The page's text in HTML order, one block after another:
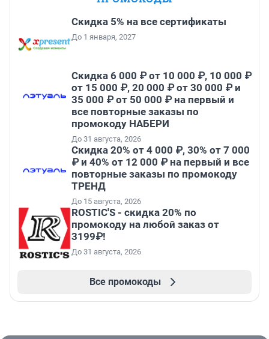
Скидка 5% на все сертификаты
До 1 января, 2027
Скидка 6 000 ₽ от 10 000 ₽, 10 000 ₽
от 15 000 ₽, 20 000 ₽ от 30 000 ₽ и
35 000 ₽ от 50 000 ₽ на первый и
все повторные заказы по
промокоду НАБЕРИ
До 31 августа, 2026
Скидка 20% от 4 000 ₽, 30% от 7 000
₽ и 40% от 12 000 ₽ на первый и все
повторные заказы по промокоду
ТРЕНД
До 15 августа, 2026
ROSTIC'S - скидка 20% по
промокоду на любой заказ от
3199₽!
До 31 августа, 2026
Все промокоды